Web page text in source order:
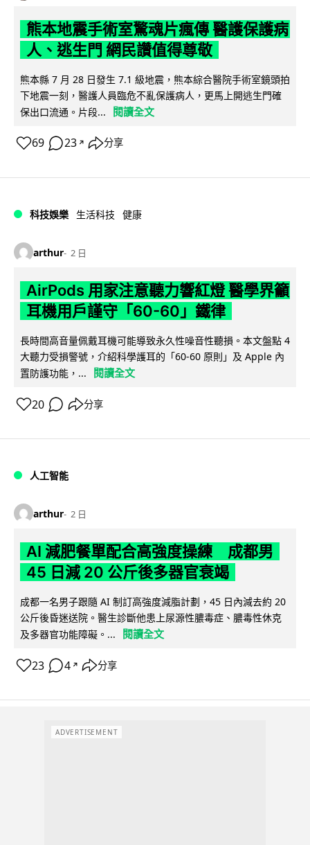
熊本地震手術室驚魂片瘋傳 醫護保護病
人、逃生門 網民讚值得尊敬
熊本縣 7 月 28 日發生 7.1 級地震，熊本綜合醫院手術室鏡頭拍
下地震一刻，醫護人員臨危不亂保護病人，更馬上開逃生門確
保出口流通。片段...
閱讀全文
69 23 ↗ 分享
科技娛樂 生活科技 健康
arthur 2 日
AirPods 用家注意聽力響紅燈 醫學界籲
耳機用戶謹守「60-60」鐵律
長時間高音量佩戴耳機可能導致永久性噪音性聽損。本文盤點 4
大聽力受損警號，介紹科學護耳的「60-60 原則」及 Apple 內
置防護功能，...
閱讀全文
20 分享
人工智能
arthur 2 日
AI 減肥餐單配合高強度操練 成都男
45 日減 20 公斤後多器官衰竭
成都一名男子跟隨 AI 制訂高強度減脂計劃，45 日內減去約 20
公斤後昏迷送院。醫生診斷他患上尿源性膿毒症、膿毒性休克
及多器官功能障礙。...
閱讀全文
23 4 ↗ 分享
ADVERTISEMENT